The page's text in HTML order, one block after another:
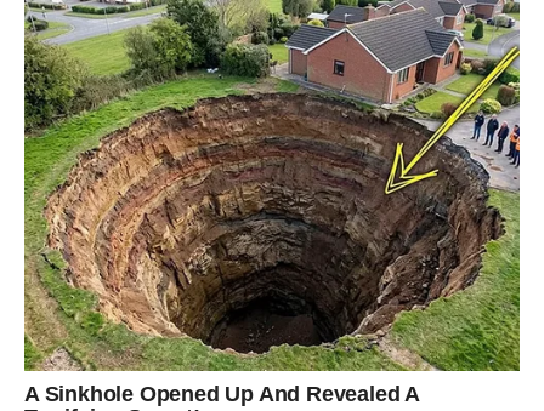
fermentisalo. Ostavite da naraste dok ne udvostruči svoju
veličinu.
3. Oblikovanje i pečenje
Kada je fermentacija završena, nežno izvadite vazduh iz testa
i rukama ga oblikujte u krug prečnika oko 20 cm. Zatim ga
secite u obliku lepeze i pospite narendanim sirom, lagano ga
utiskujući rukom. Pečenje se obavlja u prethodno zagrejanoj
rerni na 170°C, oko 15 minuta, dok testo ne postane zlatno i
hrskavo.
4. Priprema i premazivanje sosom